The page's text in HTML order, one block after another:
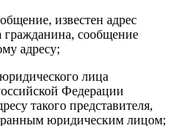
известен адрес
гражданина, сообщение
адресу;
лица
Федерации
такого представителя,
юридическим лицом;